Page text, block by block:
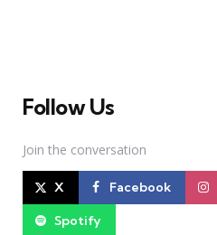
Follow Us
Join the conversation
X Facebook
Spotify